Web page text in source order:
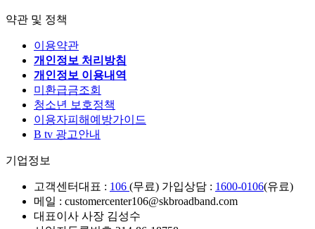
약관 및 정책
이용약관
개인정보 처리방침
개인정보 이용내역
미환급금조회
청소년 보호정책
이용자피해예방가이드
B tv 광고안내
기업정보
고객센터대표 : 106 (무료) 가입상담 : 1600-0106(유료)
메일 : customercenter106@skbroadband.com
대표이사 사장 김성수